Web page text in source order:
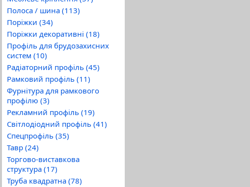
Полоса / шина (113)
Поріжки (34)
Поріжки декоративні (18)
Профіль для брудозахисних
систем (10)
Радіаторний профіль (45)
Рамковий профіль (11)
Фурнітура для рамкового
профілю (3)
Рекламний профіль (19)
Світлодіодний профіль (41)
Спецпрофіль (35)
Тавр (24)
Торгово-виставкова
структура (17)
Труба квадратна (78)